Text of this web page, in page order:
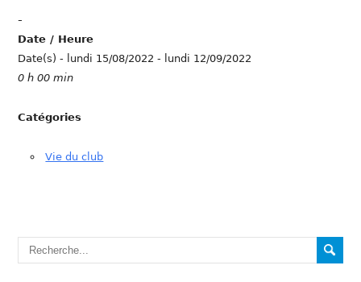
-
Date / Heure
Date(s) - lundi 15/08/2022 - lundi 12/09/2022
0 h 00 min
Catégories
Vie du club